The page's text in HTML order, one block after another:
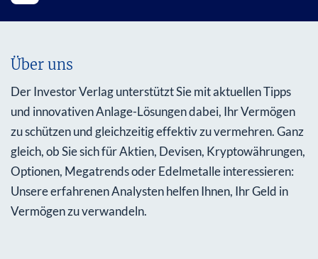
Über uns
Der Investor Verlag unterstützt Sie mit aktuellen Tipps
und innovativen Anlage-Lösungen dabei, Ihr Vermögen
zu schützen und gleichzeitig effektiv zu vermehren. Ganz
gleich, ob Sie sich für Aktien, Devisen, Kryptowährungen,
Optionen, Megatrends oder Edelmetalle interessieren:
Unsere erfahrenen Analysten helfen Ihnen, Ihr Geld in
Vermögen zu verwandeln.